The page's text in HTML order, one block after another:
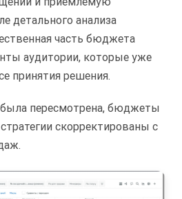
детального анализа
часть бюджета
аудитории, которые уже
принятия решения.
пересмотрена, бюджеты
скорректированы с